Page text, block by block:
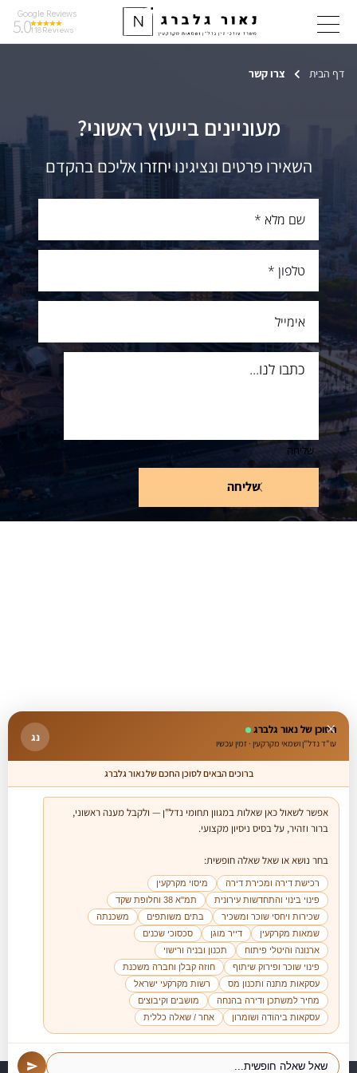
נג ×
הסוכן של נאור גלברג
עו"ד נדל"ן ושמאי מקרקעין · זמין עכשיו
ברוכים הבאים לסוכן החכם של נאור גלברג
בחר נושא או שאל שאלה חופשית:
רכישת דירה ומכירת דירה
מיסוי מקרקעין
פינוי בינוי והתחדשות עירונית
תמ"א 38 וחלופת שקד
שכירות ויחסי שוכר ומשכיר
בתים משותפים
משכנתה
שמאות מקרקעין
דייר מוגן
סכסוכי שכנים
ארנונה והיטלי פיתוח
תכנון ובניה ורישוי
פינוי שוכר ופירוק שיתוף
חוזה קבלן וחברה משכנת
עסקאות מתנה ותכנון מס
רשות מקרקעי ישראל
מחיר למשתכן ודירה בהנחה
מושבים וקיבוצים
עסקאות ביהודה ושומרון
אחר / שאלה כללית
Google Reviews
5.0118Reviews
דף הבית צרו קשר
מעוניינים בייעוץ ראשוני?
השאירו פרטים ונציגינו יחזרו אליכם בהקדם
שליחה
להצטרפות לרשימת דיוור לקבלת
עדכונים חמים